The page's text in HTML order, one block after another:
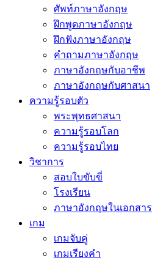
ศัพท์ภาษาอังกฤษ
ฝึกพูดภาษาอังกฤษ
ฝึกฟังภาษาอังกฤษ
คำถามภาษาอังกฤษ
ภาษาอังกฤษกับอาชีพ
ภาษาอังกฤษกับศาสนา
ความรู้รอบตัว
พระพุทธศาสนา
ความรู้รอบโลก
ความรู้รอบไทย
วิชาการ
สอบใบขับขี่
โรงเรียน
ภาษาอังกฤษในเอกสาร
เกม
เกมจับคู่
เกมเรียงคำ